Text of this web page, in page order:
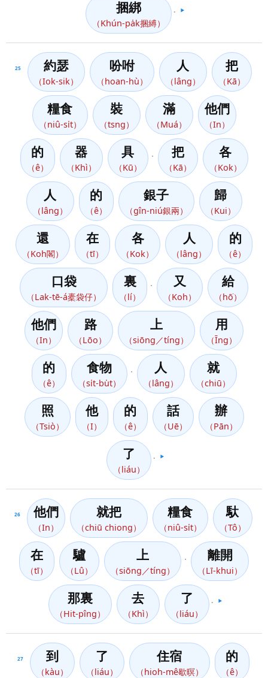
捆綁
（Khún-pa̍k捆縛）
▶️
25 約瑟
（Iok-sik）
吩咐
（hoan-hù）
人
（lâng）
把
（Kā）
糧食
（niû-si̍t）
裝
（tsng）
滿
（Muá）
他們
（In）
的
（ê）
器
（Khì）
具
（Kū）
把
（Kā）
各
（Kok）
人
（lâng）
的
（ê）
銀子
（gîn-niú銀兩）
歸
（Kui）
還
（Koh閣）
在
（tī）
各
（Kok）
人
（lâng）
的
（ê）
口袋
（Lak-tē-á橐袋仔）
裏
（lí）
又
（Koh）
給
（hō͘）
他們
（In）
路
（Lōo）
上
（siōng／tíng）
用
（Īng）
的
（ê）
食物
（si̍t-bu̍t）
人
（lâng）
就
（chiū）
照
（Tsiò）
他
（I）
的
（ê）
話
（Uē）
辦
（Pān）
了
（liáu）
▶️
26 他們
（In）
就把
（chiū chiong）
糧食
（niû-si̍t）
馱
（Tô）
在
（tī）
驢
（Lû）
上
（siōng／tíng）
離開
（Lī-khui）
那裏
（Hit-pîng）
去
（Khì）
了
（liáu）
▶️
27 到
（kàu）
了
（liáu）
住宿
（hioh-mê歇暝）
的
（ê）